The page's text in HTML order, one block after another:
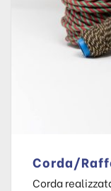
Corda/
Corda